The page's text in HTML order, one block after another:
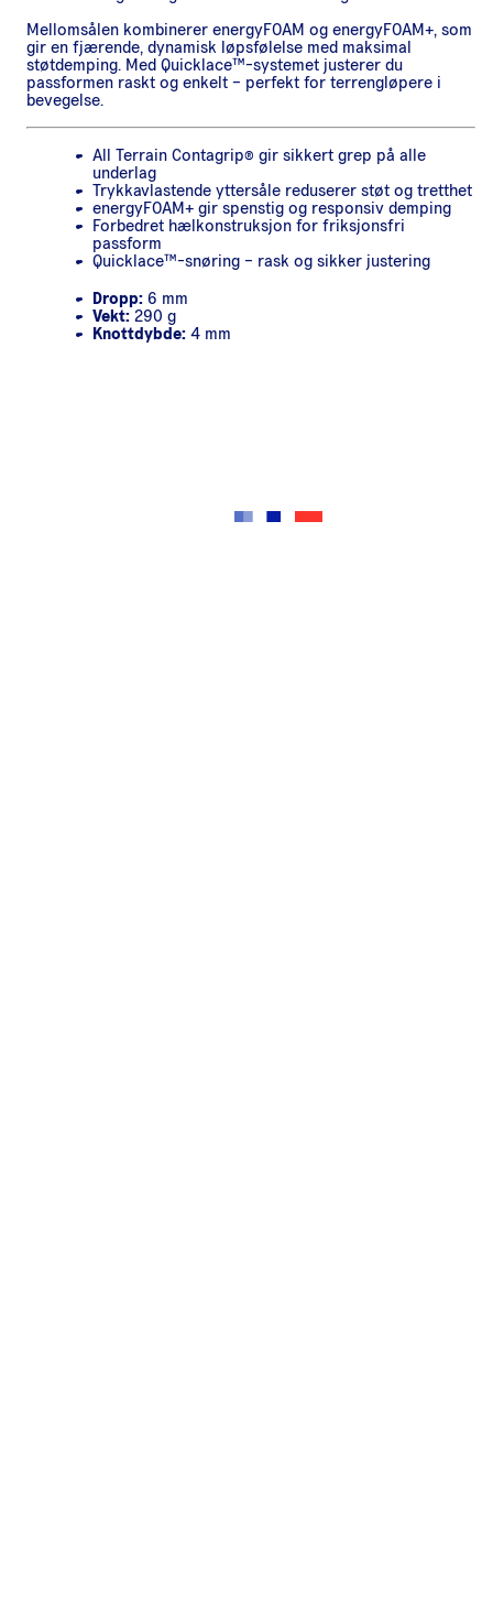
Mellomsålen kombinerer energyFOAM og energyFOAM+, som
gir en fjærende, dynamisk løpsfølelse med maksimal
støtdemping. Med Quicklace™-systemet justerer du
passformen raskt og enkelt – perfekt for terrengløpere i
bevegelse.
All Terrain Contagrip® gir sikkert grep på alle
underlag
Trykkavlastende yttersåle reduserer støt og tretthet
energyFOAM+ gir spenstig og responsiv demping
Forbedret hælkonstruksjon for friksjonsfri
passform
Quicklace™-snøring – rask og sikker justering
Dropp: 6 mm
Vekt: 290 g
Knottdybde: 4 mm